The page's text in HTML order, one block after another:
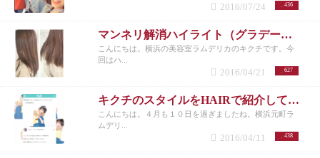
436
2016/07/24
マンネリ解消ハイライト（グラデーション）カラーのご紹介。|横浜元町美容室ラムデリカ/キクチ
こんにちは。横浜の美容室ラムデリカのキクチです。今
回はハ...
627
2016/04/21
キクチのスタイルをHAIRで紹介して頂きました！|横浜元町美容室ラムデリカ/キクチ
こんにちは。４月も１０日を過ぎましたね。横浜元町ラ
ムデリ...
438
2016/04/11